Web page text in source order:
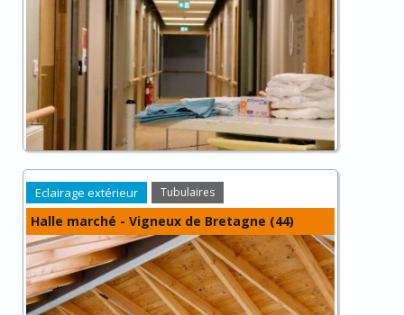
Eclairage extérieur Tubulaires
Halle marché - Vigneux de Bretagne (44)